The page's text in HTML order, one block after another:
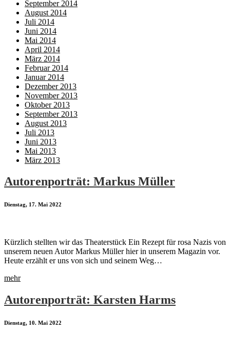
September 2014
August 2014
Juli 2014
Juni 2014
Mai 2014
April 2014
März 2014
Februar 2014
Januar 2014
Dezember 2013
November 2013
Oktober 2013
September 2013
August 2013
Juli 2013
Juni 2013
Mai 2013
März 2013
Autorenporträt: Markus Müller
Dienstag, 17. Mai 2022
Kürzlich stellten wir das Theaterstück Ein Rezept für rosa Nazis von
unserem neuen Autor Markus Müller hier in unserem Magazin vor.
Heute erzählt er uns von sich und seinem Weg…
mehr
Autorenporträt: Karsten Harms
Dienstag, 10. Mai 2022